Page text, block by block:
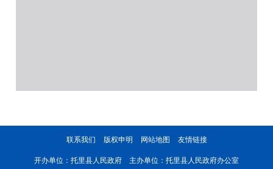
联系我们 版权申明 网站地图 友情链接
开办单位：托里县人民政府 主办单位：托里县人民政府办公室